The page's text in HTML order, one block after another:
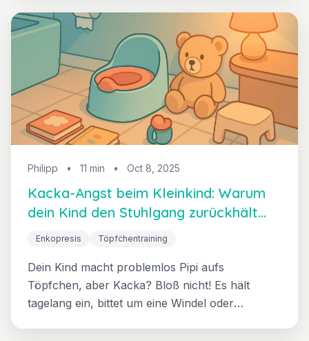
kommt und wie du die Wartezeit liebevoll
begleitest.
Philipp • 11 min • Oct 8, 2025
Kacka-Angst beim Kleinkind: Warum
dein Kind den Stuhlgang zurückhält
und was wirklich hilft
Enkopresis Töpfchentraining
Dein Kind macht problemlos Pipi aufs
Töpfchen, aber Kacka? Bloß nicht! Es hält
tagelang ein, bittet um eine Windel oder